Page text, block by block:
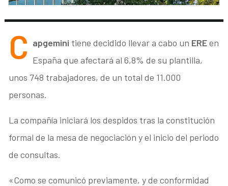
C apgemini tiene decidido llevar a cabo un EREen
España que afectará al 6,8% de su plantilla,
unos 748 trabajadores, de un total de 11.000
personas.
La compañía iniciará los despidos tras la constitución
formal de la mesa de negociación y el inicio del periodo
de consultas.
«Como se comunicó previamente, y de conformidad